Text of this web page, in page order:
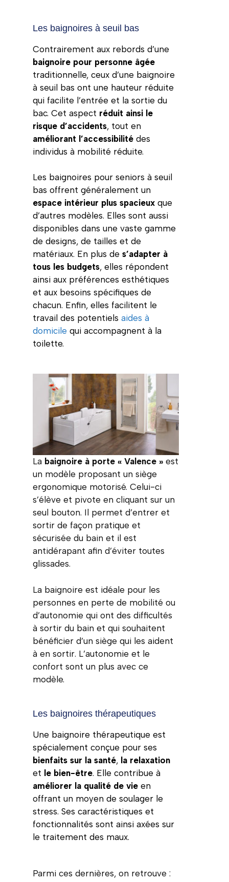
Les baignoires à seuil bas
Contrairement aux rebords d’une
baignoire pour personne âgée
traditionnelle, ceux d’une baignoire
à seuil bas ont une hauteur réduite
qui facilite l’entrée et la sortie du
bac. Cet aspect réduit ainsi le
risque d’accidents, tout en
améliorant l’accessibilitédes
individus à mobilité réduite.
Les baignoires pour seniors à seuil
bas offrent généralement un
espace intérieur plus spacieuxque
d’autres modèles. Elles sont aussi
disponibles dans une vaste gamme
de designs, de tailles et de
matériaux. En plus de s’adapter à
tous les budgets, elles répondent
ainsi aux préférences esthétiques
et aux besoins spécifiques de
chacun. Enfin, elles facilitent le
travail des potentiels aides à
domicile qui accompagnent à la
toilette.
La baignoire à porte « Valence »est
un modèle proposant un siège
ergonomique motorisé. Celui-ci
s’élève et pivote en cliquant sur un
seul bouton. Il permet d’entrer et
sortir de façon pratique et
sécurisée du bain et il est
antidérapant afin d’éviter toutes
glissades.
La baignoire est idéale pour les
personnes en perte de mobilité ou
d’autonomie qui ont des difficultés
à sortir du bain et qui souhaitent
bénéficier d’un siège qui les aident
à en sortir. L’autonomie et le
confort sont un plus avec ce
modèle.
Les baignoires thérapeutiques
Une baignoire thérapeutique est
spécialement conçue pour ses
bienfaits sur la santé, la relaxation
et le bien-être. Elle contribue à
améliorer la qualité de vieen
offrant un moyen de soulager le
stress. Ses caractéristiques et
fonctionnalités sont ainsi axées sur
le traitement des maux.
Parmi ces dernières, on retrouve :